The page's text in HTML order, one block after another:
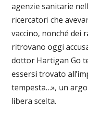
agenzie sanitarie
ricercatori che
vaccino, nonché dei
ritrovano oggi
dottor Hartigan Go
essersi trovato
tempesta…», un
libera scelta.